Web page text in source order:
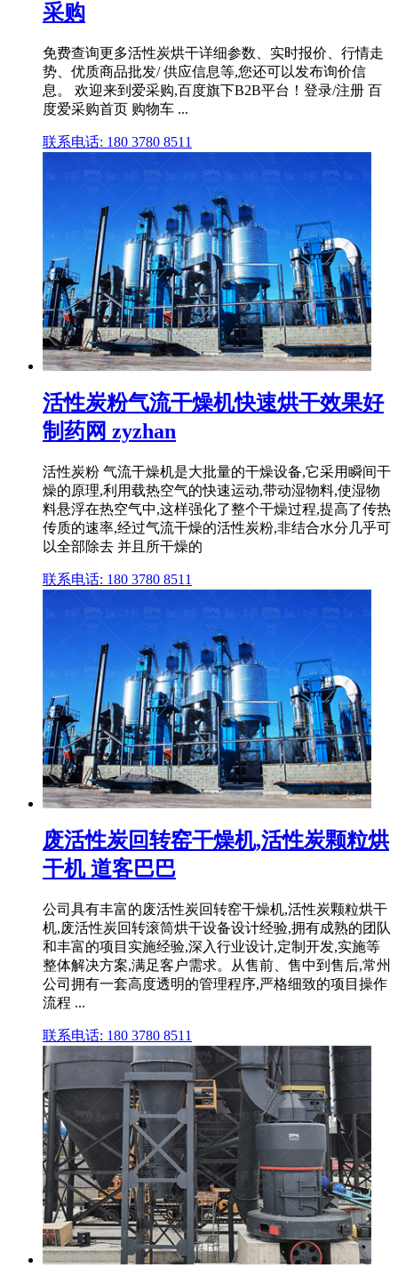
采购
免费查询更多活性炭烘干详细参数、实时报价、行情走
势、优质商品批发/ 供应信息等,您还可以发布询价信
息。 欢迎来到爱采购,百度旗下B2B平台！登录/注册 百
度爱采购首页 购物车 ...
联系电话: 180 3780 8511
活性炭粉气流干燥机快速烘干效果好
制药网 zyzhan
活性炭粉 气流干燥机是大批量的干燥设备,它采用瞬间干
燥的原理,利用载热空气的快速运动,带动湿物料,使湿物
料悬浮在热空气中,这样强化了整个干燥过程,提高了传热
传质的速率,经过气流干燥的活性炭粉,非结合水分几乎可
以全部除去 并且所干燥的
联系电话: 180 3780 8511
废活性炭回转窑干燥机,活性炭颗粒烘
干机 道客巴巴
公司具有丰富的废活性炭回转窑干燥机,活性炭颗粒烘干
机,废活性炭回转滚筒烘干设备设计经验,拥有成熟的团队
和丰富的项目实施经验,深入行业设计,定制开发,实施等
整体解决方案,满足客户需求。从售前、售中到售后,常州
公司拥有一套高度透明的管理程序,严格细致的项目操作
流程 ...
联系电话: 180 3780 8511